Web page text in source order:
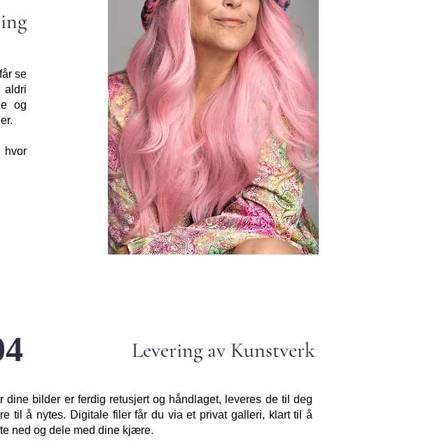
se
aldri
og
hvor
Levering av Kunstverk
dine bilder er ferdig retusjert og håndlaget, leveres de til deg
til å nytes. Digitale filer får du via et privat galleri, klart til å
ned og dele med dine kjære.